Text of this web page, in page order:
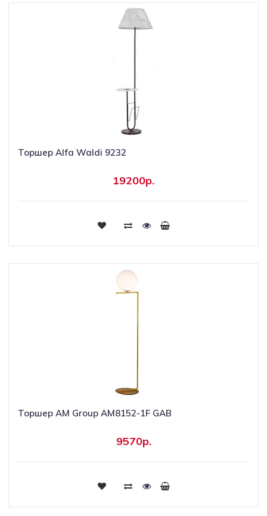
Торшер Alfa Waldi 9232
19200р.
Купить
Торшер AM Group AM8152-1F GAB
9570р.
Купить